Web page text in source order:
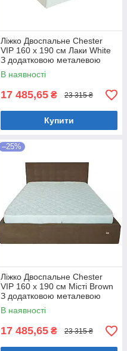
Ліжко Двоспальне Chester
VIP 160 х 190 см Лаки White
З додатковою металевою
цільнозварною рамою Білий
В наявності
17 485,65 ₴ 23 315 ₴
Купити
–25%
Ліжко Двоспальне Chester
VIP 160 х 190 см Місті Brown
З додатковою металевою
цільнозварною рамою
Коричневий
В наявності
17 485,65 ₴ 23 315 ₴